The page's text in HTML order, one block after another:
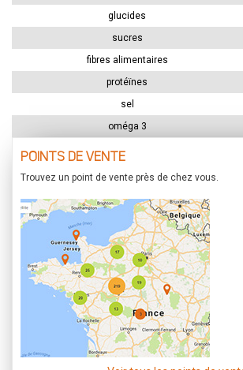
glucides
sucres
fibres alimentaires
protéïnes
sel
oméga 3
POINTS DE VENTE
Trouvez un point de vente près de chez vous.